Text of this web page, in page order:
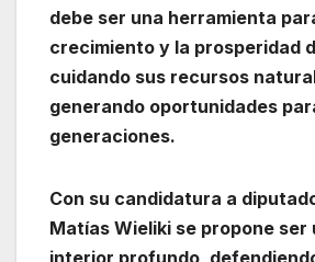
debe ser una herramienta
crecimiento y la prosperidad
cuidando sus recursos
generando oportunidades
generaciones.
Con su candidatura a
Matías Wieliki se propone ser
interior profundo,